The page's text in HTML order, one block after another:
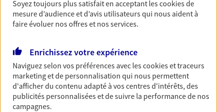
35000 Rennes
NOUS CONTACTER
VOIR NOTRE SITE WEB
Soyez toujours plus satisfait en acceptant lescookiesde
mesure d’audience et d’avis utilisateurs qui nous aident à
faire évoluer nos offres et nos services.
Enrichissez votre expérience
Naviguez selon vos préférences avec lescookies et traceurs
marketing et de personnalisation qui nous permettent
d'afficher du contenu adapté à vos centres d'intérêts, des
publicités personnalisées et de suivre la performance de nos
campagnes.